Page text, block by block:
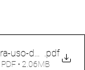
uso-do-rape
.pdf
• 2.06MB